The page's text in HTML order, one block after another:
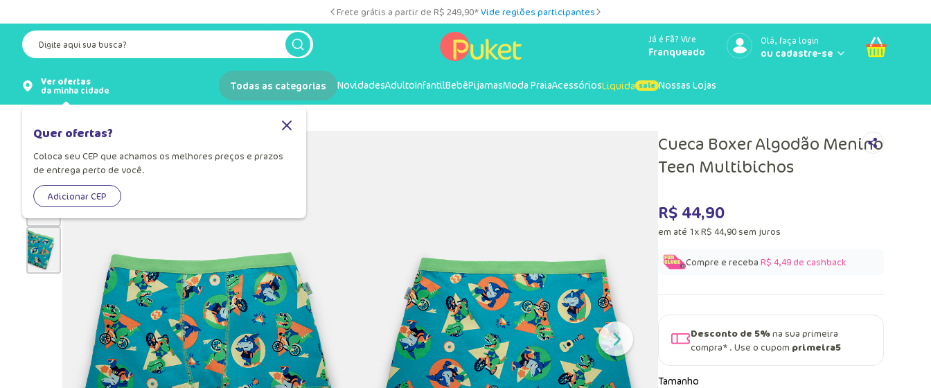
Frete grátis a partir de R$ 249,90*Vide regiões participantes
Digite aqui sua busca? Já é Fã? Vire
Franqueado
Olá, faça login
Ver ofertas
da minha cidade
Quer ofertas?
Coloca seu CEP que achamos os melhores preços e prazos
de entrega perto de você.
Adicionar CEP
Todas as categorias NovidadesAdultoInfantilBebêPijamasModa PraiaAcessóriosLiquida Nossas Lojas
Cueca Boxer Algodão Menino
Teen Multibichos
R$ 44,90
em até 1xR$ 44,90 sem juros
Compre e receba R$ 4,49de cashback
Desconto de 5%na sua primeira
compra* . Use o cupom primeira5
Tamanho